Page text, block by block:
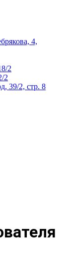
4,
2
2
39/2, стр. 8